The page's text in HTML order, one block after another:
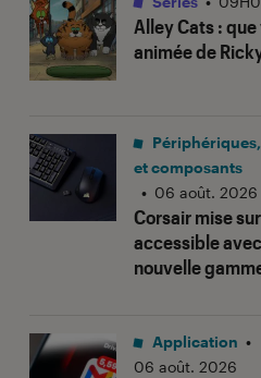
Alley Cats:
animée de
Corsair mise
accessible
nouvelle
et composants
• 06 août. 2026
Application •
06 août. 2026